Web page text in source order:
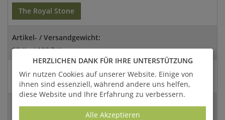
The Royal Stone
Artikel- / Versandgewicht:
99 Kg / 128,7 Kg
Abmessungen:
43x107x36cm (HxBxT)
Versandart:
HERZLICHEN DANK FÜR IHRE UNTERSTÜTZUNG
Wir nutzen Cookies auf unserer Website. Einige von
ihnen sind essenziell, während andere uns helfen,
diese Website und Ihre Erfahrung zu verbessern.
Alle Akzeptieren